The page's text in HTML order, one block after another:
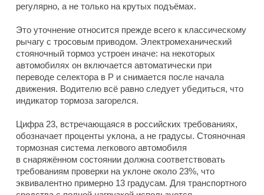
регулярно, а не только на крутых подъёмах.
Это уточнение относится прежде всего к классическому
рычагу с тросовым приводом. Электромеханический
стояночный тормоз устроен иначе: на некоторых
автомобилях он включается автоматически при
переводе селектора в P и снимается после начала
движения. Водителю всё равно следует убедиться, что
индикатор тормоза загорелся.
Цифра 23, встречающаяся в российских требованиях,
обозначает проценты уклона, а не градусы. Стояночная
тормозная система легкового автомобиля
в снаряжённом состоянии должна соответствовать
требованиям проверки на уклоне около 23%, что
эквивалентно примерно 13 градусам. Для транспортного